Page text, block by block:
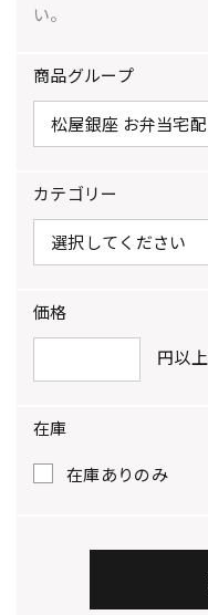
い。
商品グループ
カテゴリー
価格
円以上
在庫
在庫ありのみ